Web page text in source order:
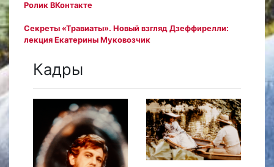
Ролик ВКонтакте
Секреты «Травиаты». Новый взгляд Дзеффирелли:
лекция Екатерины Муковозчик
Кадры